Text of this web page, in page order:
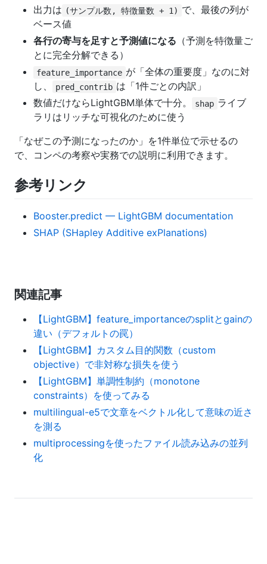
出力は (サンプル数, 特徴量数 + 1) で、最後の列が
ベース値
各行の寄与を足すと予測値になる （予測を特徴量ご
とに完全分解できる）
feature_importance が「全体の重要度」なのに対
し、
pred_contrib は「1件ごとの内訳」
数値だけならLightGBM単体で十分。
shap ライブ
ラリはリッチな可視化のために使う
「なぜこの予測になったのか」を1件単位で示せるの
で、コンペの考察や実務での説明に利用できます。
参考リンク
Booster.predict — LightGBM documentation
SHAP (SHapley Additive exPlanations)
関連記事
【LightGBM】feature_importanceのsplitとgainの
違い（デフォルトの罠）
【LightGBM】カスタム目的関数（custom
objective）で非対称な損失を使う
【LightGBM】単調性制約（monotone
constraints）を使ってみる
multilingual-e5で文章をベクトル化して意味の近さ
を測る
multiprocessingを使ったファイル読み込みの並列
化